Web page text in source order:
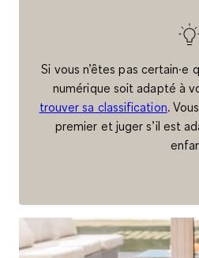
Si vous n’êtes pas certain·e
numérique soit adapté à
trouver sa classification.
premier et juger s’il est